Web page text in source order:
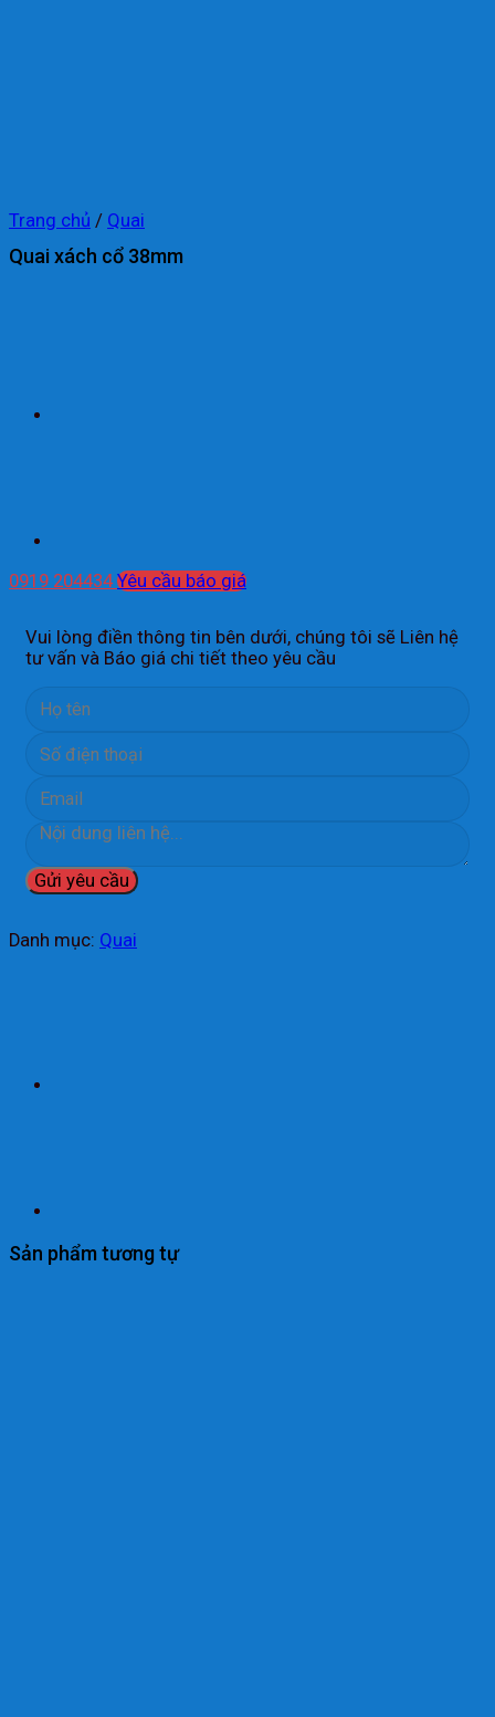
Trang chủ / Quai
Quai xách cổ 38mm
0919 204434 Yêu cầu báo giá
Vui lòng điền thông tin bên dưới, chúng tôi sẽ Liên hệ
tư vấn và Báo giá chi tiết theo yêu cầu
Danh mục: Quai
Sản phẩm tương tự